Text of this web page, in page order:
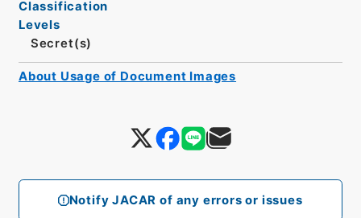
Notify JACAR of any errors or issues
Classification
Levels
Secret(s)
About Usage of Document Images